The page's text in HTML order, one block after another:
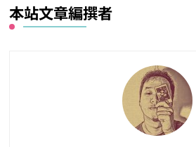
本站文章編撰者